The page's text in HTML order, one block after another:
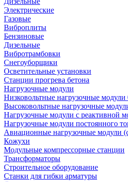
Электрические
Газовые
Виброплиты
Бензиновые
Дизельные
Вибротрамбовки
Снегоуборщики
Осветительные установки
Станции прогрева бетона
Нагрузочные модули
Низковольтные нагрузочные модули
Высоковольтные нагрузочные
Нагрузочные модули с реактивной
Нагрузочные модули постоянного
Авиационные нагрузочные модули
Кожухи
Модульные компрессорные станции
Трансформаторы
Строительное оборудование
Станки для гибки арматуры